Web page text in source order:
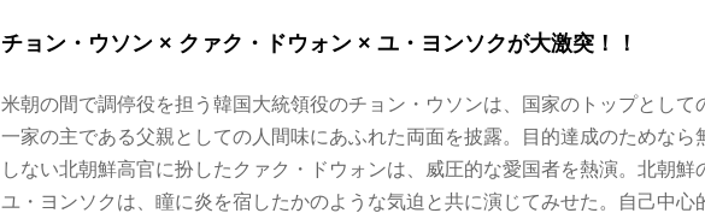
チョン・ウソン × クァク・ドウォン × ユ・ヨンソクが大激突！！
米朝の間で調停役を担う韓国大統領役のチョン・ウソンは、国家のトップとして
一家の主である父親としての人間味にあふれた両面を披露。目的達成のためなら
しない北朝鮮高官に扮したクァク・ドウォンは、威圧的な愛国者を熱演。北朝鮮
ユ・ヨンソクは、瞳に炎を宿したかのような気迫と共に演じてみせた。自己中心